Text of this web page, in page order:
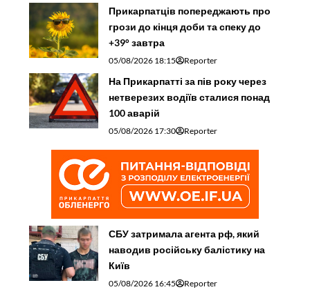
Прикарпатців попереджають про
грози до кінця доби та спеку до
+39° завтра
05/08/2026 18:15 Reporter
На Прикарпатті за пів року через
нетверезих водіїв сталися понад
100 аварій
05/08/2026 17:30 Reporter
СБУ затримала агента рф, який
наводив російську балістику на
Київ
05/08/2026 16:45 Reporter